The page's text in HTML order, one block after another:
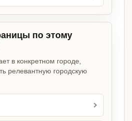
по этому
в конкретном городе,
релевантную городскую